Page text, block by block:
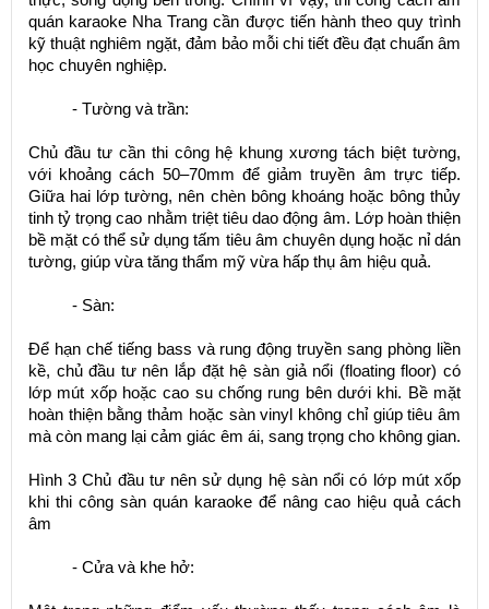
quán karaoke Nha Trang cần được tiến hành theo quy trình
kỹ thuật nghiêm ngặt, đảm bảo mỗi chi tiết đều đạt chuẩn âm
học chuyên nghiệp.
- Tường và trần:
Chủ đầu tư cần thi công hệ khung xương tách biệt tường,
với khoảng cách 50–70mm để giảm truyền âm trực tiếp.
Giữa hai lớp tường, nên chèn bông khoáng hoặc bông thủy
tinh tỷ trọng cao nhằm triệt tiêu dao động âm. Lớp hoàn thiện
bề mặt có thể sử dụng tấm tiêu âm chuyên dụng hoặc nỉ dán
tường, giúp vừa tăng thẩm mỹ vừa hấp thụ âm hiệu quả.
- Sàn:
Để hạn chế tiếng bass và rung động truyền sang phòng liền
kề, chủ đầu tư nên lắp đặt hệ sàn giả nổi (floating floor) có
lớp mút xốp hoặc cao su chống rung bên dưới khi. Bề mặt
hoàn thiện bằng thảm hoặc sàn vinyl không chỉ giúp tiêu âm
mà còn mang lại cảm giác êm ái, sang trọng cho không gian.
Hình 3 Chủ đầu tư nên sử dụng hệ sàn nổi có lớp mút xốp
khi thi công sàn quán karaoke để nâng cao hiệu quả cách
âm
- Cửa và khe hở: